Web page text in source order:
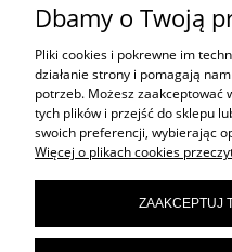
Dbamy o Twoją
Pliki cookies i pokrewne im
działanie strony i pomagają
potrzeb. Możesz zaakceptować
tych plików i przejść do sklepu
swoich preferencji, wybierając
Więcej o plikach cookies
ZAAKCEPTUJ